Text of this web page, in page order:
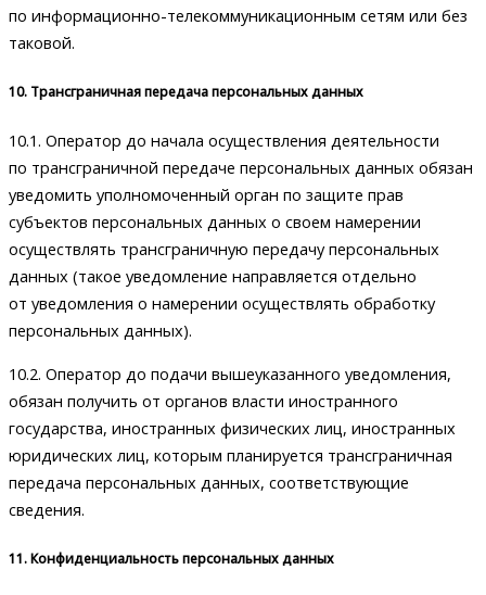
по информационно-телекоммуникационным сетям или без
таковой.
10. Трансграничная передача персональных данных
10.1. Оператор до начала осуществления деятельности
по трансграничной передаче персональных данных обязан
уведомить уполномоченный орган по защите прав
субъектов персональных данных о своем намерении
осуществлять трансграничную передачу персональных
данных (такое уведомление направляется отдельно
от уведомления о намерении осуществлять обработку
персональных данных).
10.2. Оператор до подачи вышеуказанного уведомления,
обязан получить от органов власти иностранного
государства, иностранных физических лиц, иностранных
юридических лиц, которым планируется трансграничная
передача персональных данных, соответствующие
сведения.
11. Конфиденциальность персональных данных